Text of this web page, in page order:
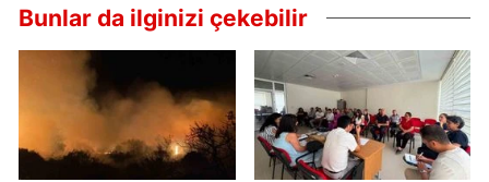
Bunlar da ilginizi çekebilir